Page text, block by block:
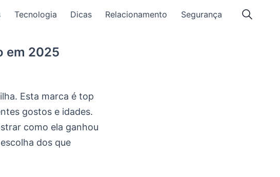
Tecnologia Dicas Relacionamento Segurança
em 2025
Esta marca é top
gostos e idades.
como ela ganhou
dos que